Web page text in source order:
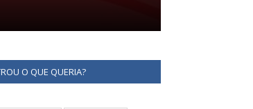
O QUE QUERIA?